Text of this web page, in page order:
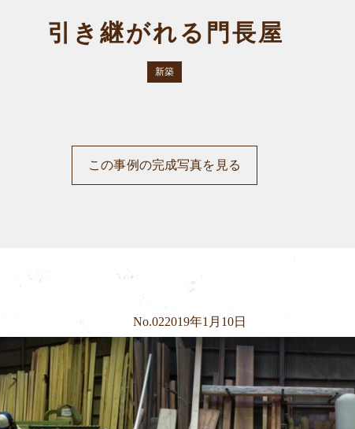
引き継がれる門長屋
新築
この事例の完成写真を見る
No.022019年1月10日